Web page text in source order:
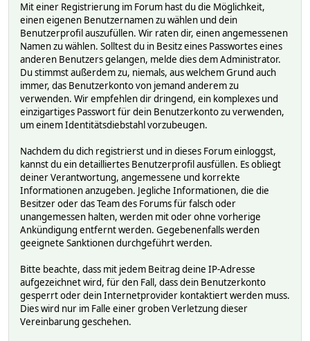
Mit einer Registrierung im Forum hast du die Möglichkeit,
einen eigenen Benutzernamen zu wählen und dein
Benutzerprofil auszufüllen. Wir raten dir, einen angemessenen
Namen zu wählen. Solltest du in Besitz eines Passwortes eines
anderen Benutzers gelangen, melde dies dem Administrator.
Du stimmst außerdem zu, niemals, aus welchem Grund auch
immer, das Benutzerkonto von jemand anderem zu
verwenden. Wir empfehlen dir dringend, ein komplexes und
einzigartiges Passwort für dein Benutzerkonto zu verwenden,
um einem Identitätsdiebstahl vorzubeugen.
Nachdem du dich registrierst und in dieses Forum einloggst,
kannst du ein detailliertes Benutzerprofil ausfüllen. Es obliegt
deiner Verantwortung, angemessene und korrekte
Informationen anzugeben. Jegliche Informationen, die die
Besitzer oder das Team des Forums für falsch oder
unangemessen halten, werden mit oder ohne vorherige
Ankündigung entfernt werden. Gegebenenfalls werden
geeignete Sanktionen durchgeführt werden.
Bitte beachte, dass mit jedem Beitrag deine IP-Adresse
aufgezeichnet wird, für den Fall, dass dein Benutzerkonto
gesperrt oder dein Internetprovider kontaktiert werden muss.
Dies wird nur im Falle einer groben Verletzung dieser
Vereinbarung geschehen.